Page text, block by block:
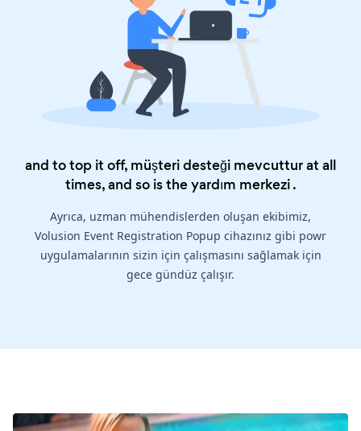
and to top it off, müşteri desteği mevcuttur at all
times, and so is theyardım merkezi.
Ayrıca, uzman mühendislerden oluşan ekibimiz,
Volusion Event Registration Popup cihazınız gibi powr
uygulamalarının sizin için çalışmasını sağlamak için
gece gündüz çalışır.